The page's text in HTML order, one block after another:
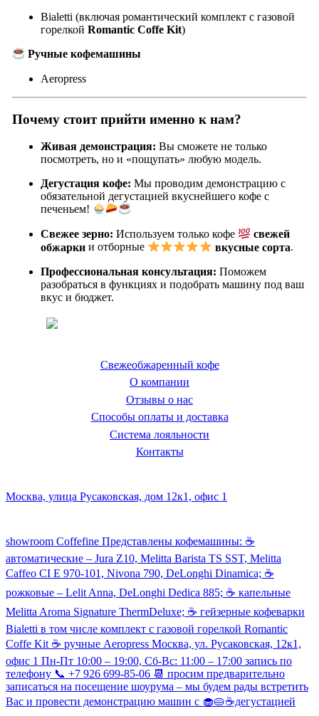
Bialetti (включая романтический комплект с газовой
горелкой Romantic Coffe Kit)
Ручные кофемашины
Aeropress
Почему стоит прийти именно к нам?
Живая демонстрация: Вы сможете не только
посмотреть, но и «пощупать» любую модель.
Дегустация кофе: Мы проводим демонстрацию с
обязательной дегустацией вкуснейшего кофе с
печеньем!
Свежее зерно: Используем только кофе
свежей
обжаркии отборные вкусные сорта.
Профессиональная консультация: Поможем
разобраться в функциях и подобрать машину под ваш
вкус и бюджет.
Свежеобжаренный кофе
О компании
Отзывы о нас
Способы оплаты и доставка
Система лояльности
Контакты
Москва, улица Русаковская, дом 12к1, офис 1
showroom Coffefine Представлены кофемашины: ☕️
автоматические – Jura Z10, Melitta Barista TS SST, Melitta
Caffeo CI Е 970-101, Nivona 790, DeLonghi Dinamica; ☕️
рожковые – Lelit Anna, DeLonghi Dedica 885; ☕️ капельные
Melitta Aroma Signature ThermDeluxe; ☕️ гейзерные кофеварки
Bialetti в том числе комплект с газовой горелкой Romantic
Coffe Kit ☕️ ручные Aeropress Москва, ул. Русаковская, 12к1,
офис 1 Пн-Пт 10:00 – 19:00, Сб-Вс: 11:00 – 17:00 запись по
телефону 📞 +7 926 699-85-06 📆 просим предварительно
записаться на посещение шоурума – мы будем рады встретить
Вас и провести демонстрацию машин с 🧁🥧☕️дегустацией